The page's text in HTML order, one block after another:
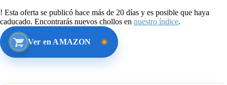
! Esta oferta se publicó hace más de 20 días y es posible que haya
caducado. Encontrarás nuevos chollos en nuestro índice.
Ver en AMAZON